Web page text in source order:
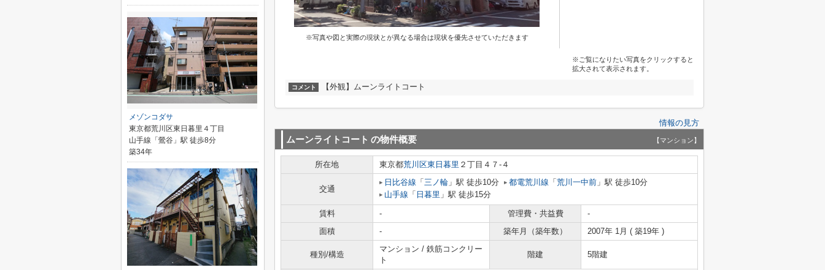
※写真や図と実際の現状とが異なる場合は現状を優先させていただきます
※ご覧になりたい写真をクリックすると
拡大されて表示されます。
コメント 【外観】ムーンライトコート
情報の見方
ムーンライトコート の物件概要 【マンション】
所在地 東京都荒川区東日暮里 ２丁目４７-４
交通
日比谷線 「 三ノ輪 」駅 徒歩10分 都電荒川線 「 荒川一中前 」駅 徒歩10分
山手線 「 日暮里 」駅 徒歩15分
賃料 - 管理費・共益費
-
面積
- 築年月（築年数） 2007年 1月 ( 築19年 )
種別/構造
マンション / 鉄筋コンクリー
ト
階建 5階建
メゾンコダサ
東京都荒川区東日暮里４丁目
山手線「鶯谷」駅 徒歩8分
築34年